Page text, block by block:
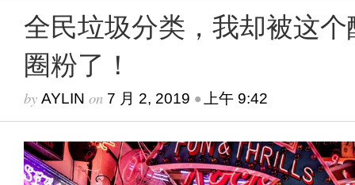
全民垃圾分类，我却被这个
圈粉了！
by AYLIN on 7 月 2, 2019 • 上午 9:42